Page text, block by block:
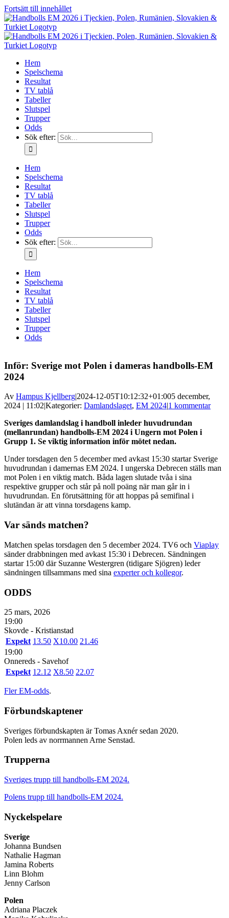
Fortsätt till innehållet
Hem
Spelschema
Resultat
TV tablå
Tabeller
Slutspel
Trupper
Odds
Sök efter:
Hem
Spelschema
Resultat
TV tablå
Tabeller
Slutspel
Trupper
Odds
Sök efter:
Hem
Spelschema
Resultat
TV tablå
Tabeller
Slutspel
Trupper
Odds
Inför: Sverige mot Polen i dameras handbolls-EM
2024
Av Hampus Kjellberg|2024-12-05T10:12:32+01:005 december,
2024 | 11:02|Kategorier: Damlandslaget, EM 2024|1 kommentar
Sveriges damlandslag i handboll inleder huvudrundan
(mellanrundan) handbolls-EM 2024 i Ungern mot Polen i
Grupp 1. Se viktig information inför mötet nedan.
Under torsdagen den 5 december med avkast 15:30 startar Sverige
huvudrundan i damernas EM 2024. I ungerska Debrecen ställs man
mot Polen i en viktig match. Båda lagen slutade tvåa i sina
respektive grupper och står på noll poäng när man går in i
huvudrundan. En förutsättning för att hoppas på semifinal i
slutändan är att vinna torsdagens kamp.
Var sänds matchen?
Matchen spelas torsdagen den 5 december 2024. TV6 och Viaplay
sänder drabbningen med avkast 15:30 i Debrecen. Sändningen
startar 15:00 där Suzanne Westergren (tidigare Sjögren) leder
sändningen tillsammans med sina experter och kollegor.
ODDS
25 mars, 2026
19:00
Skovde - Kristianstad
Expekt 13.50 X10.00 21.46
19:00
Onnereds - Savehof
Expekt 1 2.12 X8.50 22.07
Fler EM-odds.
Förbundskaptener
Sveriges förbundskapten är Tomas Axnér sedan 2020.
Polen leds av norrmannen Arne Senstad.
Trupperna
Sveriges trupp till handbolls-EM 2024.
Polens trupp till handbolls-EM 2024.
Nyckelspelare
Sverige
Johanna Bundsen
Nathalie Hagman
Jamina Roberts
Linn Blohm
Jenny Carlson
Polen
Adriana Placzek